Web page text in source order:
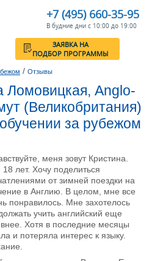
+7 (495) 660-35-95
В будние дни с 10:00 до 19:00
ЗАЯВКА НА
ПОДБОР ПРОГРАММЫ
/ Отзывы
Ломовицкая, Anglo-
(Великобритания)
за рубежом
меня зовут Кристина.
лет. Хочу поделиться
от зимней поездки на
в Англию. В целом, мне все
понравилось. Мне захотелось
учить английский еще
Хотя в последние месяцы
и потеряла интерес к языку.